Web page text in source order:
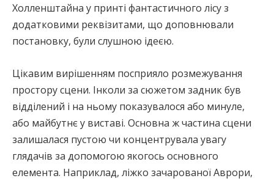
Холленштайна у принті фантастичного лісу з
додатковими реквізитами, що доповнювали
постановку, були слушною ідеєю.
Цікавим вирішенням посприяло розмежування
простору сцени. Інколи за сюжетом задник був
відділений і на ньому показувалося або минуле,
або майбутнє у виставі. Основна ж частина сцени
залишалася пустою чи концентрувала увагу
глядачів за допомогою якогось основного
елемента. Наприклад, ліжко зачарованої Аврори,